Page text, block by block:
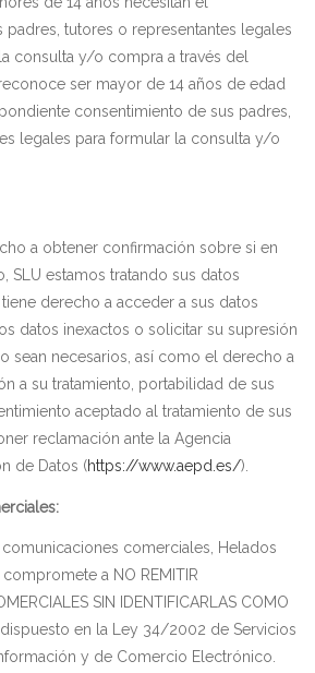
padres, tutores o representantes legales
consulta y/o compra a través del
ser mayor de 14 años de edad
consentimiento de sus padres,
legales para formular la consulta y/o
a obtener confirmación sobre si en
SLU estamos tratando sus datos
derecho a acceder a sus datos
datos inexactos o solicitar su supresión
sean necesarios, así como el derecho a
a su tratamiento, portabilidad de sus
aceptado al tratamiento de sus
reclamación ante la Agencia
de Datos (https://www.aepd.es/)
comerciales,
Helados
compromete a NO REMITIR
SIN IDENTIFICARLAS COMO
en la Ley 34/2002 de Servicios
y de Comercio Electrónico.